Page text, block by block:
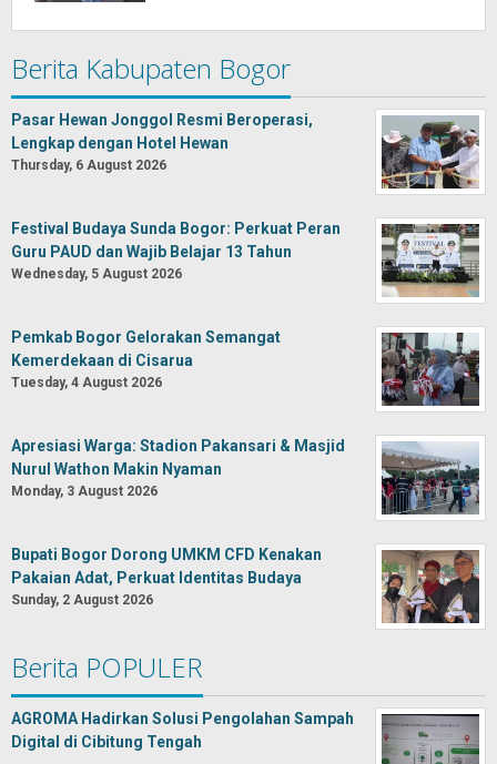
Berita Kabupaten Bogor
Pasar Hewan Jonggol Resmi Beroperasi,
Lengkap dengan Hotel Hewan
Thursday, 6 August 2026
Festival Budaya Sunda Bogor: Perkuat Peran
Guru PAUD dan Wajib Belajar 13 Tahun
Wednesday, 5 August 2026
Pemkab Bogor Gelorakan Semangat
Kemerdekaan di Cisarua
Tuesday, 4 August 2026
Apresiasi Warga: Stadion Pakansari & Masjid
Nurul Wathon Makin Nyaman
Monday, 3 August 2026
Bupati Bogor Dorong UMKM CFD Kenakan
Pakaian Adat, Perkuat Identitas Budaya
Sunday, 2 August 2026
Berita POPULER
AGROMA Hadirkan Solusi Pengolahan Sampah
Digital di Cibitung Tengah